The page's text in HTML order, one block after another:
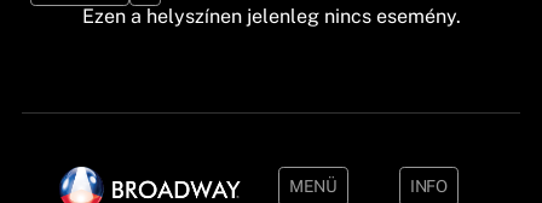
Ezen a helyszínen jelenleg nincs esemény.
MENÜ INFO